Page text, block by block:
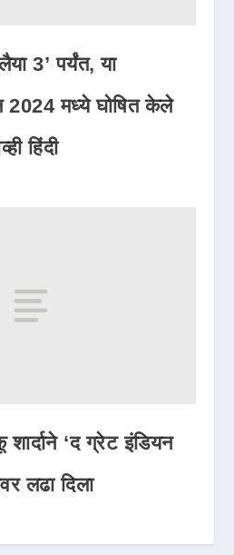
3’ पर्यंत, या
2024 मध्ये घोषित केले
हिंदी
‘द ग्रेट इंडियन
लढा दिला